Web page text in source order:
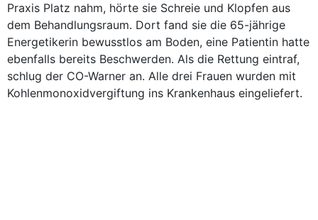
Praxis Platz nahm, hörte sie Schreie und Klopfen aus
dem Behandlungsraum. Dort fand sie die 65-jährige
Energetikerin bewusstlos am Boden, eine Patientin hatte
ebenfalls bereits Beschwerden. Als die Rettung eintraf,
schlug der CO-Warner an. Alle drei Frauen wurden mit
Kohlenmonoxidvergiftung ins Krankenhaus eingeliefert.